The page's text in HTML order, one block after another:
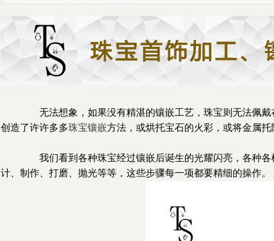
无法想象，如果没有精湛的镶嵌工艺，珠宝则无法佩戴
创造了许许多多珠宝镶嵌方法，或烘托宝石的火彩，或将金属托
我们看到各种珠宝经过镶嵌后诞生的光耀闪亮，各种各
计、制作、打磨、抛光等等，这些步骤每一项都要精细的操作。